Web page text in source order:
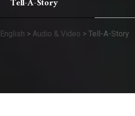
Tell-A-Story
> Audio & Video > Tell-A-Story